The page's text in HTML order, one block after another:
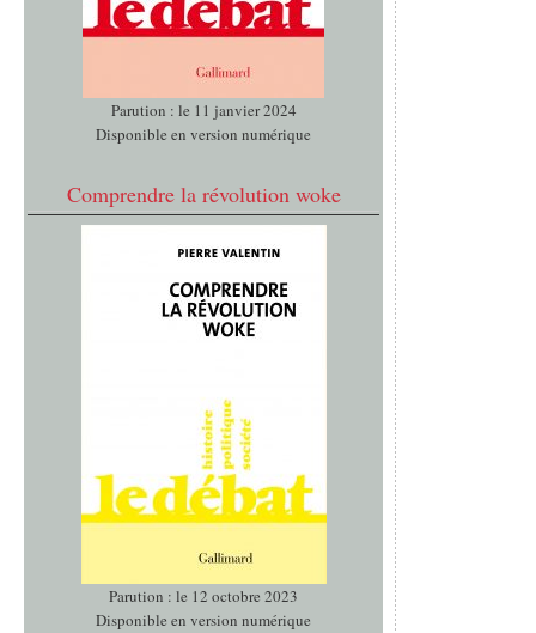
Parution : le 11 janvier 2024
Disponible en version numérique
Comprendre la révolution woke
Parution : le 12 octobre 2023
Disponible en version numérique